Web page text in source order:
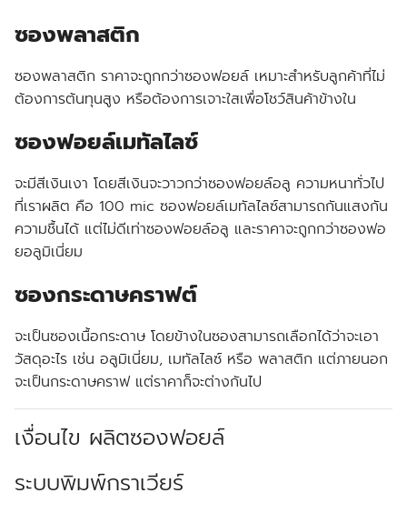
ซองพลาสติก
ซองพลาสติก ราคาจะถูกกว่าซองฟอยล์ เหมาะสำหรับลูกค้าที่ไม่
ต้องการต้นทุนสูง หรือต้องการเจาะใสเพื่อโชว์สินค้าข้างใน
ซองฟอยล์เมทัลไลซ์
จะมีสีเงินเงา โดยสีเงินจะวาวกว่าซองฟอยล์อลู ความหนาทั่วไป
ที่เราผลิต คือ 100 mic ซองฟอยล์เมทัลไลซ์สามารถกันแสงกัน
ความชื้นได้ แต่ไม่ดีเท่าซองฟอยล์อลู และราคาจะถูกกว่าซองฟอ
ยอลูมิเนี่ยม
ซองกระดาษคราฟต์
จะเป็นซองเนื้อกระดาษ โดยข้างในซองสามารถเลือกได้ว่าจะเอา
วัสดุอะไร เช่น อลูมิเนี่ยม, เมทัลไลซ์ หรือ พลาสติก แต่ภายนอก
จะเป็นกระดาษคราฟ แต่ราคาก็จะต่างกันไป
เงื่อนไข ผลิตซองฟอยล์
ระบบพิมพ์กราเวียร์